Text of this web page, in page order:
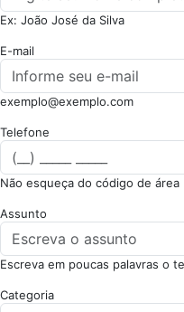
Ex: João José da Silva
E-mail
exemplo@exemplo.com
Telefone
Não esqueça do código de área
Assunto
Escreva em poucas palavras o
Categoria